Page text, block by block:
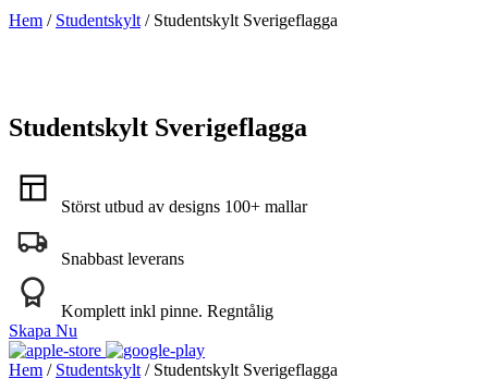
Hem / Studentskylt / Studentskylt Sverigeflagga
Studentskylt Sverigeflagga
Störst utbud av designs 100+ mallar
Snabbast leverans
Komplett inkl pinne. Regntålig
Skapa Nu
Hem / Studentskylt / Studentskylt Sverigeflagga